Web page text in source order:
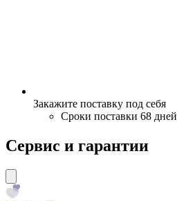
Закажите поставку под себя
Сроки поставки 68 дней
Сервис и гарантии